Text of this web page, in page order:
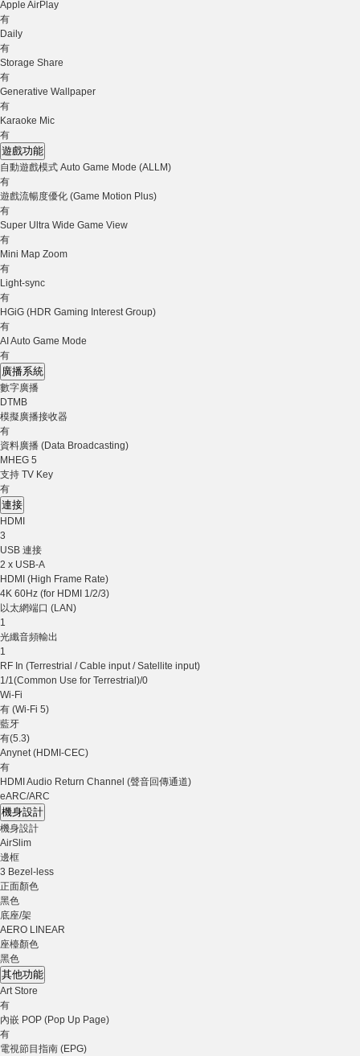
Apple AirPlay
有
Daily
有
Storage Share
有
Generative Wallpaper
有
Karaoke Mic
有
遊戲功能
自動遊戲模式 Auto Game Mode (ALLM)
有
遊戲流暢度優化 (Game Motion Plus)
有
Super Ultra Wide Game View
有
Mini Map Zoom
有
Light-sync
有
HGiG (HDR Gaming Interest Group)
有
AI Auto Game Mode
有
廣播系統
數字廣播
DTMB
模擬廣播接收器
有
資料廣播 (Data Broadcasting)
MHEG 5
支持 TV Key
有
連接
HDMI
3
USB 連接
2 x USB-A
HDMI (High Frame Rate)
4K 60Hz (for HDMI 1/2/3)
以太網端口 (LAN)
1
光纖音頻輸出
1
RF In (Terrestrial / Cable input / Satellite input)
1/1(Common Use for Terrestrial)/0
Wi-Fi
有 (Wi-Fi 5)
藍牙
有(5.3)
Anynet (HDMI-CEC)
有
HDMI Audio Return Channel (聲音回傳通道)
eARC/ARC
機身設計
機身設計
AirSlim
邊框
3 Bezel-less
正面顏色
黑色
底座/架
AERO LINEAR
座檯顏色
黑色
其他功能
Art Store
有
內嵌 POP (Pop Up Page)
有
電視節目指南 (EPG)